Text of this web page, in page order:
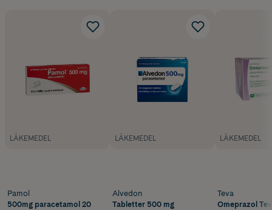
LÄKEMEDEL
Pamol
500mg paracetamol 20
LÄKEMEDEL
Alvedon
Tabletter 500 mg
LÄKEMEDEL
Teva
Omeprazol